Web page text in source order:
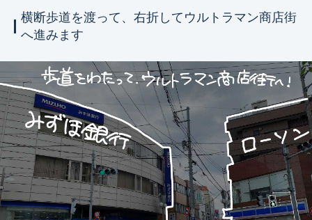
横断歩道を渡って、右折してウルトラマン商店街
へ進みます